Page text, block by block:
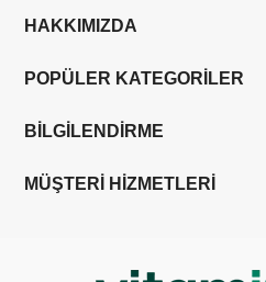
HAKKIMIZDA
POPÜLER KATEGORİLER
BİLGİLENDİRME
MÜŞTERİ HİZMETLERİ